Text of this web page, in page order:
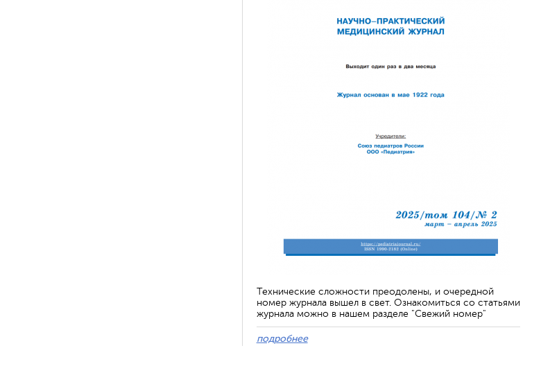
Технические сложности преодолены, и очередной
номер журнала вышел в свет. Ознакомиться со статьями
журнала можно в нашем разделе "Свежий номер"
подробнее